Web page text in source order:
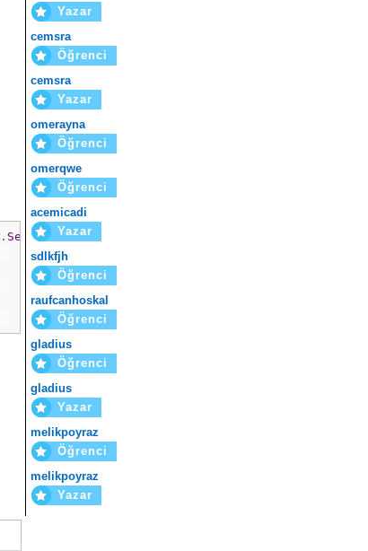
. SelectedItem
Yazar
cemsra
Öğrenci
cemsra
Yazar
omerayna
Öğrenci
omerqwe
Öğrenci
acemicadi
Yazar
sdlkfjh
Öğrenci
raufcanhoskal
Öğrenci
gladius
Öğrenci
gladius
Yazar
melikpoyraz
Öğrenci
melikpoyraz
Yazar